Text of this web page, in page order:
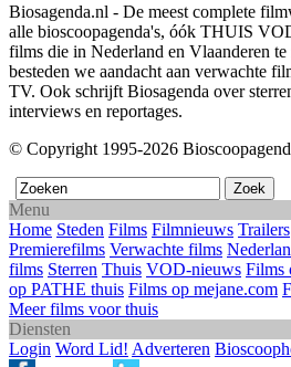
Biosagenda.nl - De meest complete
alle bioscoopagenda's, óók THUIS
films die in Nederland en Vlaanderen
besteden we aandacht aan verwachte
TV. Ook schrijft Biosagenda over
interviews en reportages.
© Copyright 1995-2026
Menu
Home Steden Films Filmnieuws Trailers
Premierefilms Verwachte films
films Sterren Thuis VOD-nieuws Films
op PATHE thuis Films op mejane.com
Meer films voor thuis
Diensten
Login Word Lid! Adverteren